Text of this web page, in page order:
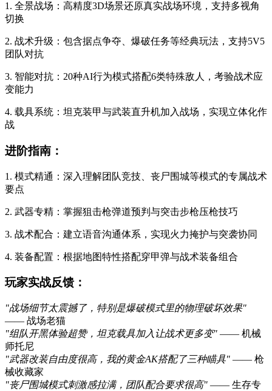
1. 全景战场：高精度3D场景还原真实战场环境，支持多视角
切换
2. 战术升级：包含据点争夺、爆破任务等经典玩法，支持5V5
团队对抗
3. 智能对抗：20种AI行为模式搭配6类特殊敌人，考验战术应
变能力
4. 载具系统：坦克装甲与武装直升机加入战场，实现立体化作
战
进阶指南：
1. 模式精通：深入理解团队竞技、丧尸围城等模式的专属战术
要点
2. 武器专精：掌握狙击枪弹道预判与突击步枪压枪技巧
3. 战术配合：建立语音沟通体系，实现火力掩护与突袭协同
4. 装备配置：根据地图特性搭配穿甲弹与战术装备组合
玩家实战反馈：
"战场细节太震撼了，特别是爆破模式里的物理破坏效果"
—— 战场老猫
"组队开黑体验超赞，坦克载具加入让战术更多变" —— 机械
师托尼
"武器改装自由度很高，我的黄金AK搭配了三种瞄具" —— 枪
械收藏家
"丧尸围城模式刺激感拉满，团队配合要求很高" —— 生存专